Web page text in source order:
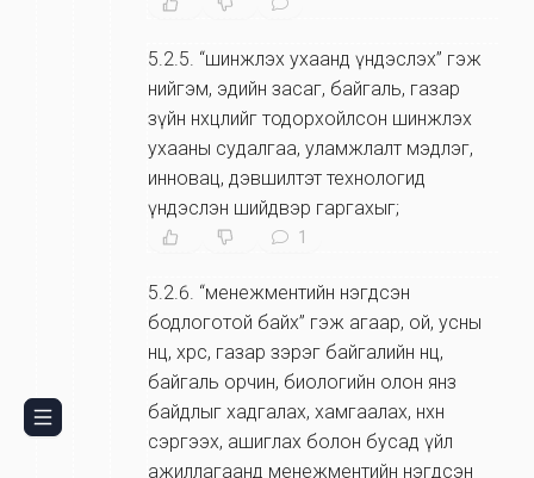
5.2.5. “шинжлэх ухаанд үндэслэх” гэж
нийгэм, эдийн засаг, байгаль, газар
зүйн нөхцөлийг тодорхойлсон шинжлэх
ухааны судалгаа, уламжлалт мэдлэг,
инновац, дэвшилтэт технологид
үндэслэн шийдвэр гаргахыг;
1
5.2.6. “менежментийн нэгдсэн
бодлоготой байх” гэж агаар, ой, усны
нөөц, хөрс, газар зэрэг байгалийн нөөц,
байгаль орчин, биологийн олон янз
байдлыг хадгалах, хамгаалах, нөхөн
сэргээх, ашиглах болон бусад үйл
ажиллагаанд менежментийн нэгдсэн